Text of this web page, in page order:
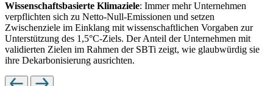
Wissenschaftsbasierte Klimaziele: Immer mehr Unternehmen
verpflichten sich zu Netto-Null-Emissionen und setzen
Zwischenziele im Einklang mit wissenschaftlichen Vorgaben zur
Unterstützung des 1,5°C-Ziels. Der Anteil der Unternehmen mit
validierten Zielen im Rahmen der SBTi zeigt, wie glaubwürdig sie
ihre Dekarbonisierung ausrichten.